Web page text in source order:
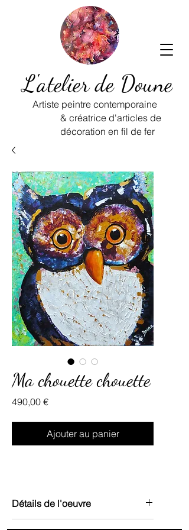
L'atelier de Doune
Artiste peintre contemporaine
& créatrice d'articles de
décoration en fil de fer
Ma chouette chouette
490,00 €Prix
Ajouter au panier
Détails de l'oeuvre